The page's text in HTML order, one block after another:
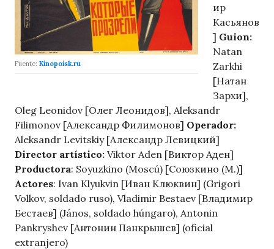
Fuente: Kinopoisk.ru
ир
Касьянов
] Guion:
Natan
Zarkhi
[Натан
Зархи],
Oleg Leonidov [Олег Леонидов], Aleksandr
Filimonov [Александр Филимонов] Operador:
Aleksandr Levitskiy [Александр Левицкий]
Director artístico: Viktor Aden [Виктор Аден]
Productora: Soyuzkino (Moscú) [Союзкино (М.)]
Actores: Ivan Klyukvin [Иван Клюквин] (Grigori
Volkov, soldado ruso), Vladimir Bestaev [Владимир
Бестаев] (János, soldado húngaro), Antonin
Pankryshev [Антонин Панкрышев] (oficial
extranjero)